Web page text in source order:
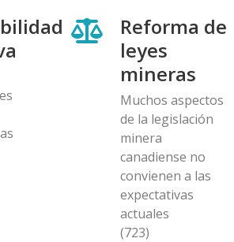
Reforma de
leyes
mineras
Muchos aspectos
de la legislación
minera
canadiense no
convienen a las
expectativas
actuales
(723)